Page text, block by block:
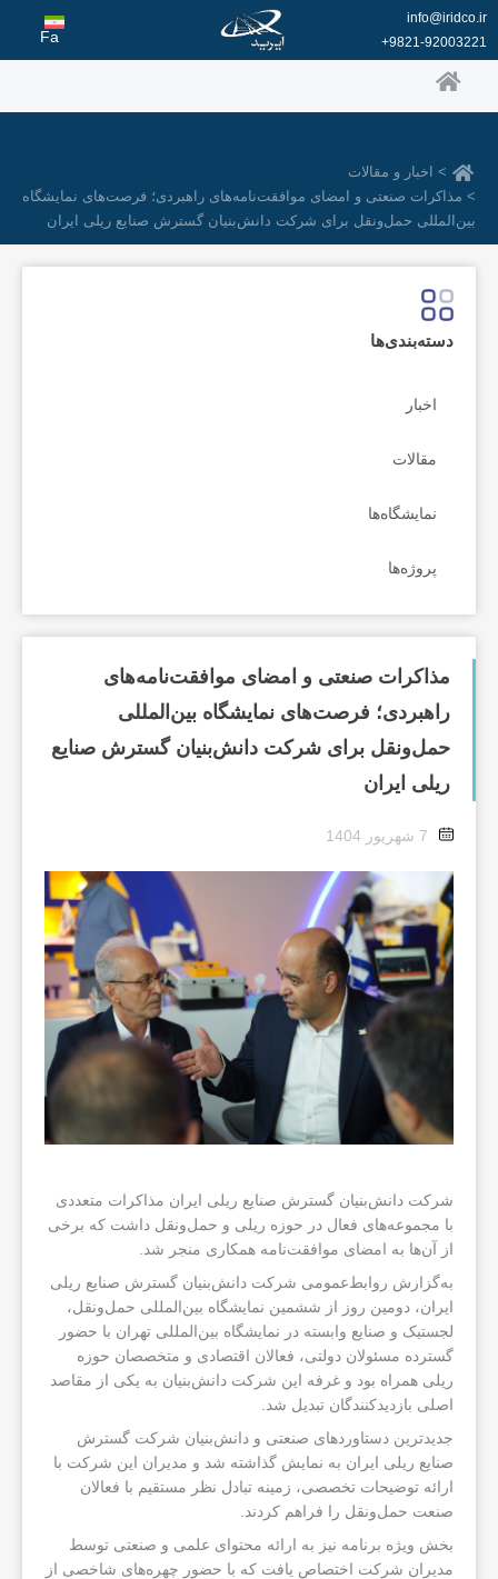
پرش
محتوا
info@iridco.ir
9821-92003221+
Fa
> اخبار و مقالات
> مذاکرات صنعتی و امضای موافقت‌نامه‌های راهبردی؛ فرصت‌های نمایشگاه
بین‌المللی حمل‌ونقل برای شرکت دانش‌بنیان گسترش صنایع ریلی ایران
دسته‌بندی‌ها
اخبار
مقالات
نمایشگاه‌ها
پروژه‌ها
مذاکرات صنعتی و امضای موافقت‌نامه‌های
راهبردی؛ فرصت‌های نمایشگاه بین‌المللی
حمل‌ونقل برای شرکت دانش‌بنیان گسترش صنایع
ریلی ایران
7 شهریور 1404
شرکت دانش‌بنیان گسترش صنایع ریلی ایران مذاکرات متعددی
با مجموعه‌های فعال در حوزه ریلی و حمل‌ونقل داشت که برخی
از آن‌ها به امضای موافقت‌نامه همکاری منجر شد.
به‌گزارش روابط‌عمومی شرکت دانش‌بنیان گسترش صنایع ریلی
ایران، دومین روز از ششمین نمایشگاه بین‌المللی حمل‌ونقل،
لجستیک و صنایع وابسته در نمایشگاه بین‌المللی تهران با حضور
گسترده مسئولان دولتی، فعالان اقتصادی و متخصصان حوزه
ریلی همراه بود و غرفه این شرکت دانش‌بنیان به یکی از مقاصد
اصلی بازدیدکنندگان تبدیل شد.
جدیدترین دستاوردهای صنعتی و دانش‌بنیان شرکت گسترش
صنایع ریلی ایران به نمایش گذاشته شد و مدیران این شرکت با
ارائه توضیحات تخصصی، زمینه تبادل نظر مستقیم با فعالان
صنعت حمل‌ونقل را فراهم کردند.
بخش ویژه برنامه نیز به ارائه محتوای علمی و صنعتی توسط
مدیران شرکت اختصاص یافت که با حضور چهره‌های شاخصی از